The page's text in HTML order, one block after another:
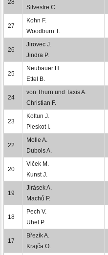
28
Silvestre C.
27
Kohn F.
Woodburn T.
26
Jirovec J.
Jindra P.
25
Neubauer H.
Ettel B.
24
von Thurn und Taxis A.
Christian F.
23
Kołtun J.
Pleskot I.
22
Molle A.
Dubois A.
20
Vlček M.
Kunst J.
19
Jirásek A.
Machů P.
18
Pech V.
Uhel P.
17
Březík A.
Krajča O.